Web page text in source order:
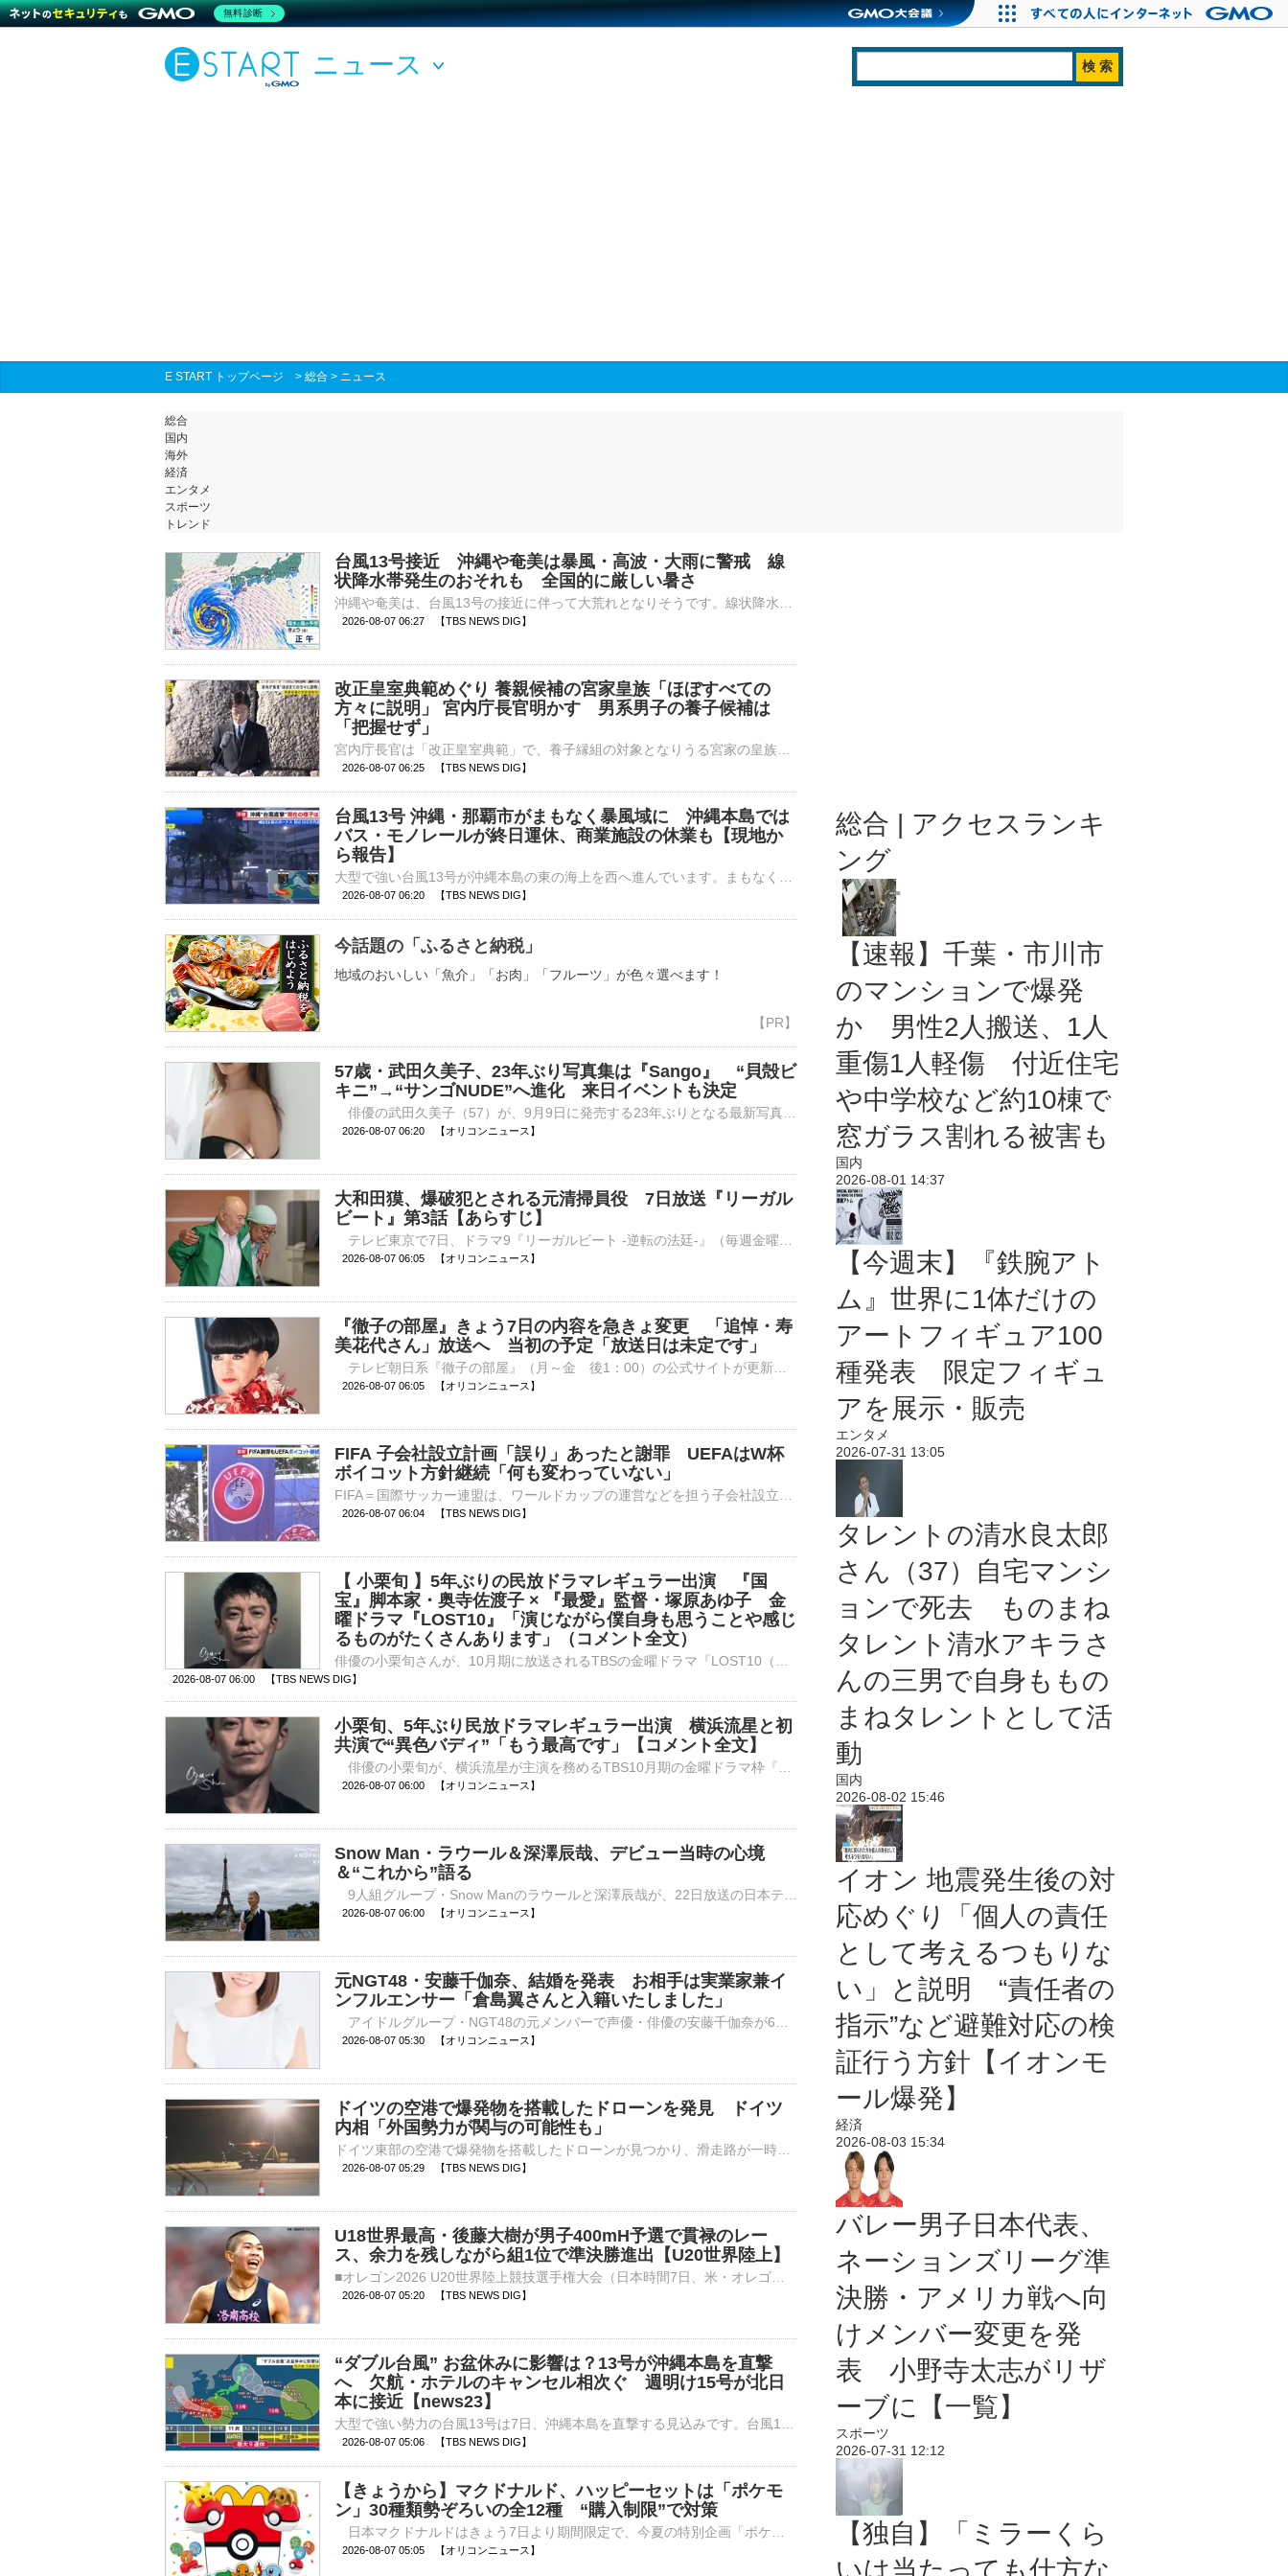
ニュース
E START トップページ > 総合 > ニュース
総合
国内
海外
経済
エンタメ
スポーツ
トレンド
台風13号接近 沖縄や奄美は暴風・高波・大雨に警戒 線
状降水帯発生のおそれも 全国的に厳しい暑さ
2026-08-07 06:27 【TBS NEWS DIG】
改正皇室典範めぐり 養親候補の宮家皇族「ほぼすべての
方々に説明」 宮内庁長官明かす 男系男子の養子候補は
「把握せず」
2026-08-07 06:25 【TBS NEWS DIG】
台風13号 沖縄・那覇市がまもなく暴風域に 沖縄本島では
バス・モノレールが終日運休、商業施設の休業も【現地か
ら報告】
2026-08-07 06:20 【TBS NEWS DIG】
今話題の「ふるさと納税」
地域のおいしい「魚介」「お肉」「フルーツ」が色々選べます！
57歳・武田久美子、23年ぶり写真集は『Sango』 “貝殻ビ
キニ”→“サンゴNUDE”へ進化 来日イベントも決定
2026-08-07 06:20 【オリコンニュース】
大和田獏、爆破犯とされる元清掃員役 7日放送『リーガル
ビート』第3話【あらすじ】
2026-08-07 06:05 【オリコンニュース】
『徹子の部屋』きょう7日の内容を急きょ変更 「追悼・寿
美花代さん」放送へ 当初の予定「放送日は未定です」
2026-08-07 06:05 【オリコンニュース】
FIFA 子会社設立計画「誤り」あったと謝罪 UEFAはW杯
ボイコット方針継続「何も変わっていない」
2026-08-07 06:04 【TBS NEWS DIG】
【 小栗旬 】5年ぶりの民放ドラマレギュラー出演 『国
宝』脚本家・奥寺佐渡子 × 『最愛』監督・塚原あゆ子 金
曜ドラマ『LOST10』「演じながら僕自身も思うことや感じ
るものがたくさんあります」（コメント全文）
2026-08-07 06:00 【TBS NEWS DIG】
小栗旬、5年ぶり民放ドラマレギュラー出演 横浜流星と初
共演で“異色バディ”「もう最高です」【コメント全文】
2026-08-07 06:00 【オリコンニュース】
Snow Man・ラウール＆深澤辰哉、デビュー当時の心境
＆“これから”語る
2026-08-07 06:00 【オリコンニュース】
元NGT48・安藤千伽奈、結婚を発表 お相手は実業家兼イ
ンフルエンサー「倉島翼さんと入籍いたしました」
2026-08-07 05:30 【オリコンニュース】
ドイツの空港で爆発物を搭載したドローンを発見 ドイツ
内相「外国勢力が関与の可能性も」
2026-08-07 05:29 【TBS NEWS DIG】
U18世界最高・後藤大樹が男子400mH予選で貫禄のレー
ス、余力を残しながら組1位で準決勝進出【U20世界陸上】
2026-08-07 05:20 【TBS NEWS DIG】
“ダブル台風” お盆休みに影響は？13号が沖縄本島を直撃
へ 欠航・ホテルのキャンセル相次ぐ 週明け15号が北日
本に接近【news23】
2026-08-07 05:06 【TBS NEWS DIG】
【きょうから】マクドナルド、ハッピーセットは「ポケモ
ン」30種類勢ぞろいの全12種 “購入制限”で対策
2026-08-07 05:05 【オリコンニュース】
総合 | アクセスランキ
ング
【速報】千葉・市川市
のマンションで爆発
か 男性2人搬送、1人
重傷1人軽傷 付近住宅
や中学校など約10棟で
窓ガラス割れる被害も
国内
2026-08-01 14:37
【今週末】『鉄腕アト
ム』世界に1体だけの
アートフィギュア100
種発表 限定フィギュ
アを展示・販売
エンタメ
2026-07-31 13:05
タレントの清水良太郎
さん（37）自宅マンシ
ョンで死去 ものまね
タレント清水アキラさ
んの三男で自身ももの
まねタレントとして活
動
国内
2026-08-02 15:46
イオン 地震発生後の対
応めぐり「個人の責任
として考えるつもりな
い」と説明 “責任者の
指示”など避難対応の検
証行う方針【イオンモ
ール爆発】
経済
2026-08-03 15:34
バレー男子日本代表、
ネーションズリーグ準
決勝・アメリカ戦へ向
けメンバー変更を発
表 小野寺太志がリザ
ーブに【一覧】
スポーツ
2026-07-31 12:12
【独自】「ミラーくら
いは当たっても仕方な
無料診断